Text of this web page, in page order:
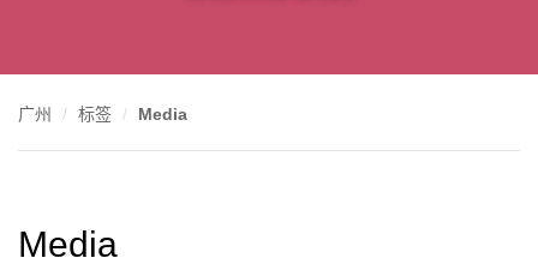
广州 标签 Media
Media